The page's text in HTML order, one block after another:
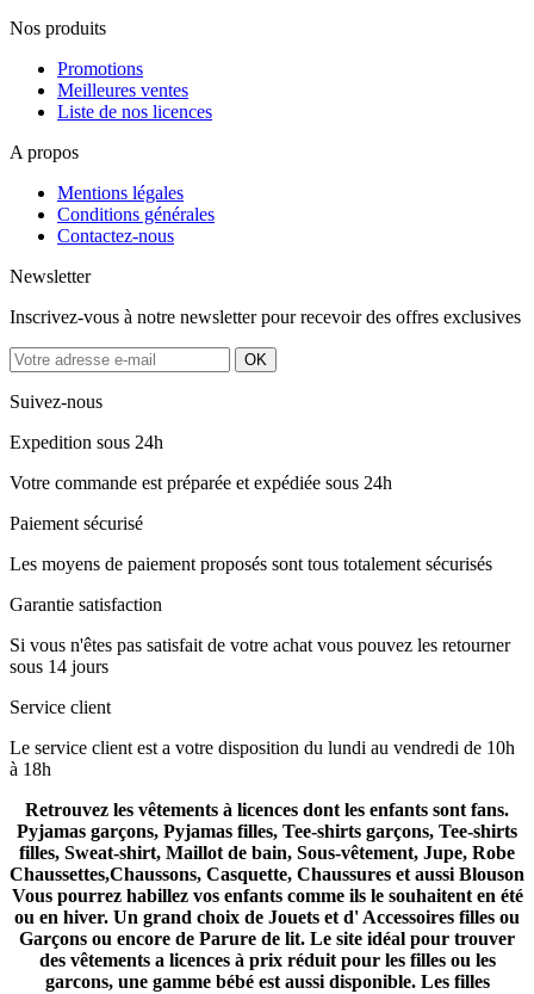
Nos produits
Promotions
Meilleures ventes
Liste de nos licences
A propos
Mentions légales
Conditions générales
Contactez-nous
Newsletter
Inscrivez-vous à notre newsletter pour recevoir des offres exclusives
Suivez-nous
Expedition sous 24h
Votre commande est préparée et expédiée sous 24h
Paiement sécurisé
Les moyens de paiement proposés sont tous totalement sécurisés
Garantie satisfaction
Si vous n'êtes pas satisfait de votre achat vous pouvez les retourner
sous 14 jours
Service client
Le service client est a votre disposition du lundi au vendredi de 10h
à 18h
Retrouvez les vêtements à licences dont les enfants sont fans.
Pyjamas garçons, Pyjamas filles, Tee-shirts garçons, Tee-shirts
filles, Sweat-shirt, Maillot de bain, Sous-vêtement, Jupe, Robe
Chaussettes,Chaussons, Casquette, Chaussures et aussi Blouson
Vous pourrez habillez vos enfants comme ils le souhaitent en été
ou en hiver. Un grand choix de Jouets et d' Accessoires filles ou
Garçons ou encore de Parure de lit. Le site idéal pour trouver
des vêtements a licences à prix réduit pour les filles ou les
garcons, une gamme bébé est aussi disponible. Les filles